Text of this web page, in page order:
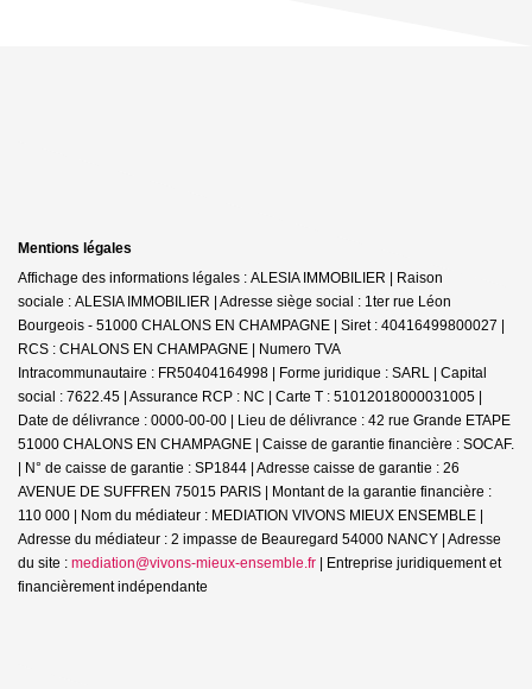
Mentions légales
Affichage des informations légales : ALESIA IMMOBILIER | Raison
sociale : ALESIA IMMOBILIER | Adresse siège social : 1ter rue Léon
Bourgeois - 51000 CHALONS EN CHAMPAGNE | Siret : 40416499800027 |
RCS : CHALONS EN CHAMPAGNE | Numero TVA
Intracommunautaire : FR50404164998 | Forme juridique : SARL | Capital
social : 7622.45 | Assurance RCP : NC | Carte T : 51012018000031005 |
Date de délivrance : 0000-00-00 | Lieu de délivrance : 42 rue Grande ETAPE
51000 CHALONS EN CHAMPAGNE | Caisse de garantie financière : SOCAF.
| N° de caisse de garantie : SP1844 | Adresse caisse de garantie : 26
AVENUE DE SUFFREN 75015 PARIS | Montant de la garantie financière :
110 000 | Nom du médiateur : MEDIATION VIVONS MIEUX ENSEMBLE |
Adresse du médiateur : 2 impasse de Beauregard 54000 NANCY | Adresse
du site : mediation@vivons-mieux-ensemble.fr | Entreprise juridiquement et
financièrement indépendante